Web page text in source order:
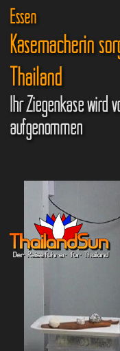
Essen
Käsemacherin
Thailand
Ihr Ziegenkäse wird
aufgenommen